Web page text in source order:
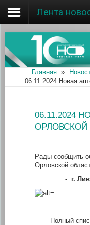
Главная
Об ассоциации
Наши аптеки
Информация
Лента
Главная »
06.11.2024 Новая
06.11.2024
ОРЛОВСКОЙ
Рады сообщить
Орловской
- г.
Полный